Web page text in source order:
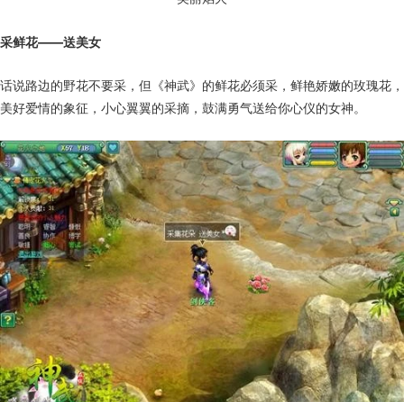
采鲜花——送美女
话说路边的野花不要采，但《神武》的鲜花必须采，鲜艳娇嫩的玫瑰花，
美好爱情的象征，小心翼翼的采摘，鼓满勇气送给你心仪的女神。